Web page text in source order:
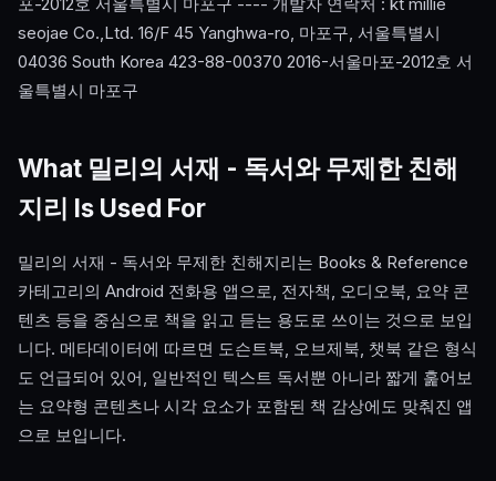
seojae Co.,Ltd. 16/F 45 Yanghwa-ro, 마포구, 서울특별시
04036 South Korea 423-88-00370 2016-서울마포-2012호 서
울특별시 마포구
What 밀리의 서재 - 독서와 무제한 친해
지리 Is Used For
밀리의 서재 - 독서와 무제한 친해지리는 Books & Reference
카테고리의 Android 전화용 앱으로, 전자책, 오디오북, 요약 콘
텐츠 등을 중심으로 책을 읽고 듣는 용도로 쓰이는 것으로 보입
니다. 메타데이터에 따르면 도슨트북, 오브제북, 챗북 같은 형식
도 언급되어 있어, 일반적인 텍스트 독서뿐 아니라 짧게 훑어보
는 요약형 콘텐츠나 시각 요소가 포함된 책 감상에도 맞춰진 앱
으로 보입니다.